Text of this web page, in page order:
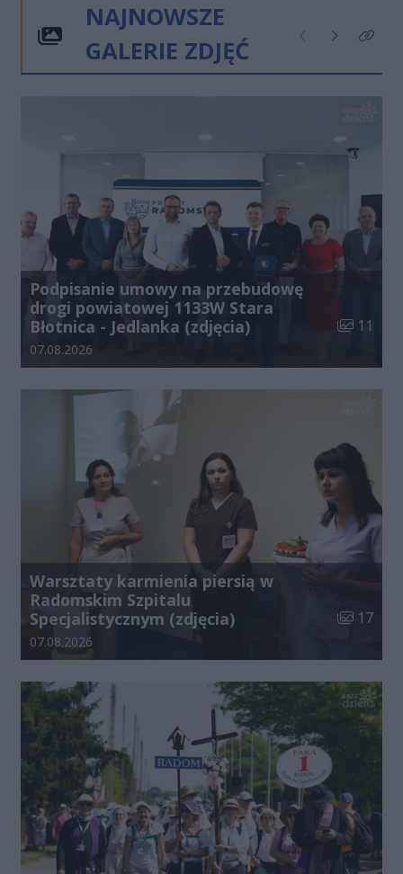
NAJNOWSZE
GALERIE ZDJĘĆ
Poprzednie
NastępneKliknij
Podpisanie umowy na przebudowę
drogi powiatowej 1133W Stara
Błotnica - Jedlanka (zdjęcia)
Liczba
11
Data dodania galerii:
07.08.2026
Warsztaty karmienia piersią w
Radomskim Szpitalu
Specjalistycznym (zdjęcia)
Liczba
17
Data dodania galerii:
07.08.2026